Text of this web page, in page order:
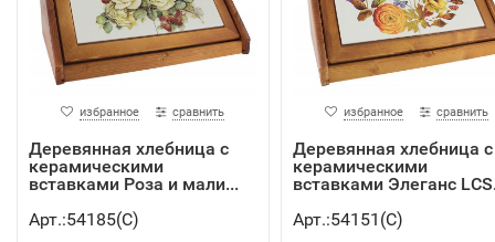
избранное сравнить
Деревянная хлебница с
керамическими
вставками Роза и мали...
Арт.:54185(C)
избранное сравнить
Деревянная хлебница с
керамическими
вставками Элеганс
Арт.:54151(C)